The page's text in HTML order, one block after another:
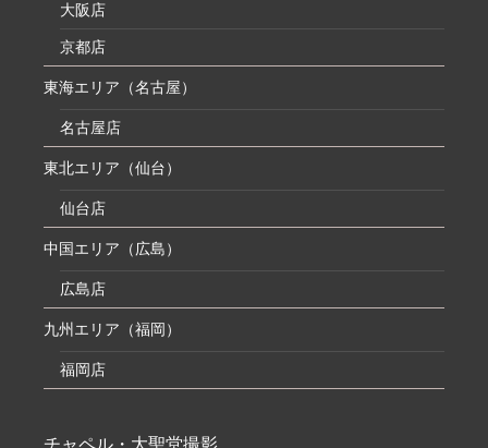
大阪店
京都店
東海エリア（名古屋）
名古屋店
東北エリア（仙台）
仙台店
中国エリア（広島）
広島店
九州エリア（福岡）
福岡店
チャペル・大聖堂撮影